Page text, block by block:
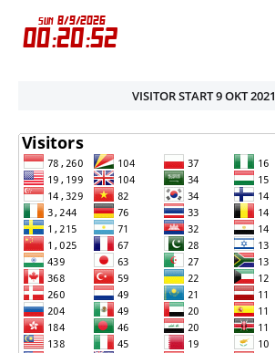
VISITOR START 9 OKT 2021